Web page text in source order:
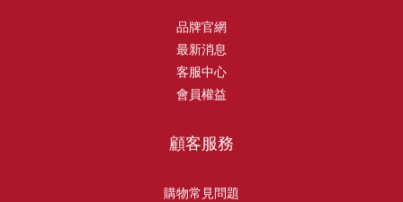
品牌官網
最新消息
客服中心
會員權益
顧客服務
購物常見問題